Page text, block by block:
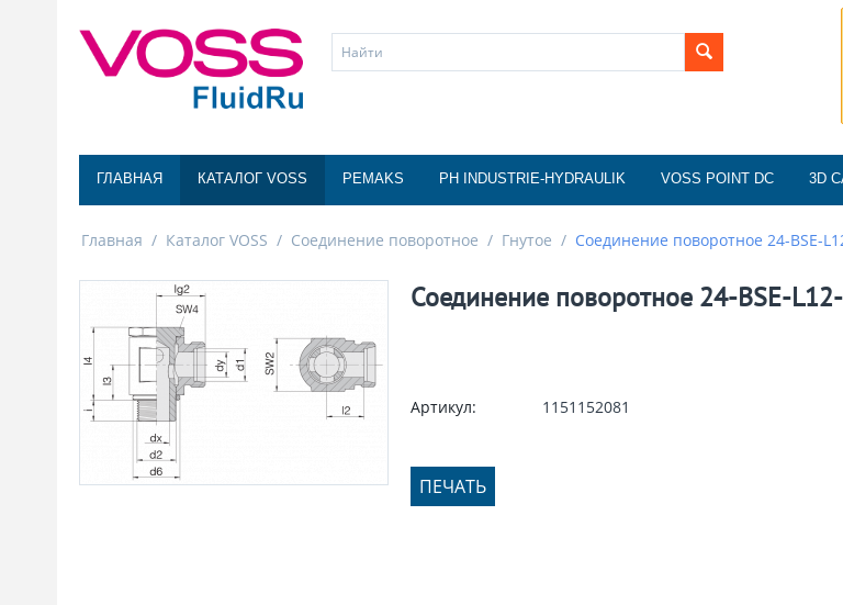
ГЛАВНАЯ КАТАЛОГ VOSS PEMAKS PH INDUSTRIE-HYDRAULIK VOSS POINT DC 3D
Главная / Каталог VOSS / Соединение поворотное / Гнутое / Соединение поворотное 24-BSE-
Соединение поворотное 24-BSE-
Артикул: 1151152081
ПЕЧАТЬ